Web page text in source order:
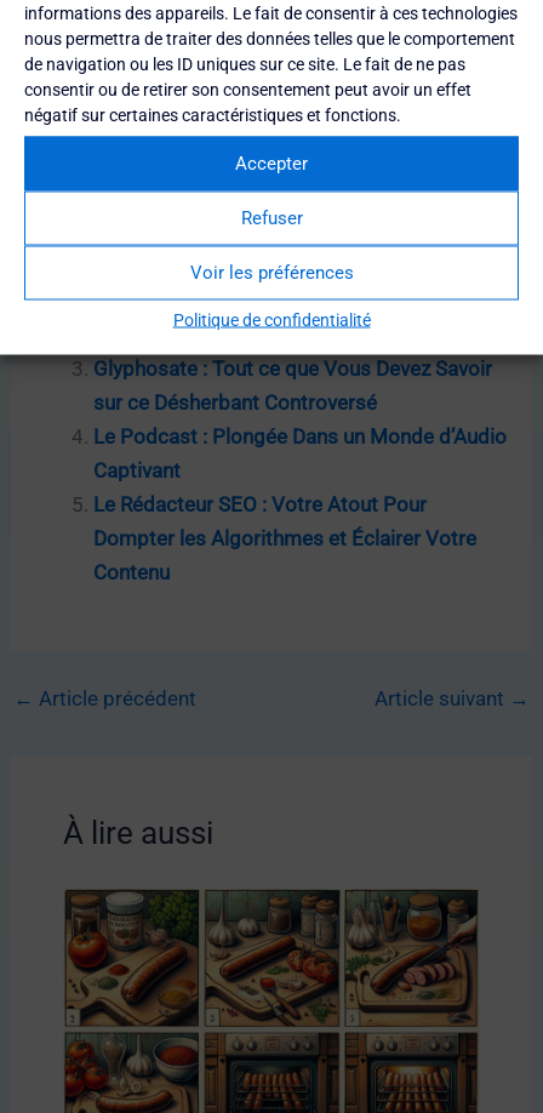
informations des appareils. Le fait de consentir à ces technologies
nous permettra de traiter des données telles que le comportement
de navigation ou les ID uniques sur ce site. Le fait de ne pas
consentir ou de retirer son consentement peut avoir un effet
négatif sur certaines caractéristiques et fonctions.
Accepter
Refuser
Voir les préférences
Politique de confidentialité
regretterez pas. Ce chien mystérieux et fascinant a
tout pour vous étonner et vous séduire.
© 2023 Ornière du Globe. Tous droits réservés.
Pour Aller Plus Loin
Garantie Décennale des Constructeurs : Tout
Ce Que Vous Devez Savoir
Pâte à Sucre : L’Art Sucré de la Décoration de
Glyphosate : Tout ce que Vous Devez Savoir
sur ce Désherbant Controversé
Le Podcast : Plongée Dans un Monde d’Audio
Captivant
Le Rédacteur SEO : Votre Atout Pour
Dompter les Algorithmes et Éclairer Votre
Contenu
← Article précédent Article suivant →
À lire aussi